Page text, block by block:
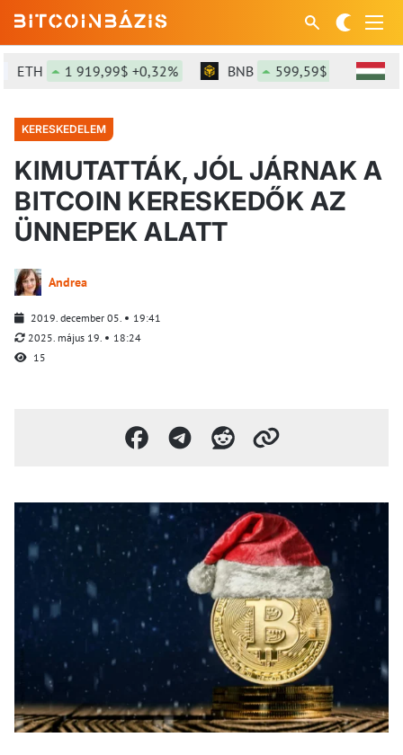
ETH 1 919,99$ +0,32% BNB 599,59$ +1,29%
KERESKEDELEM
KIMUTATTÁK, JÓL JÁRNAK A
BITCOIN KERESKEDŐK AZ
ÜNNEPEK ALATT
Andrea
2019. december 05.
19:41
2025. május 19.
18:24
15